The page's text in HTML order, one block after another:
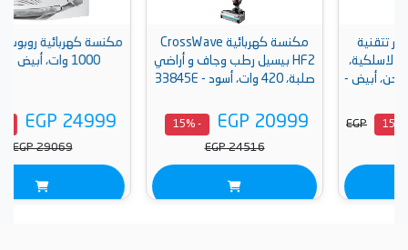
مكنسة كهربائية CrossWave
HF2 بيسيل رطب وجاف و أراضي
صلبة، 420 وات، أسود - 33845E
EGP 20999
- 15%
EGP 24516
مكنسة كهربائية روبوت شاومي،
1000 وات، أبيض - X10
EGP 24999
- 15%
EGP 29069